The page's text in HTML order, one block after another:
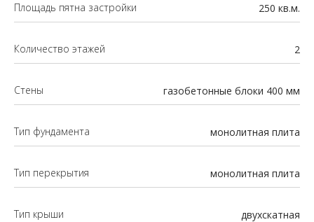
Площадь пятна застройки 250 кв.м.
Количество этажей 2
Стены газобетонные блоки 400 мм
Тип фундамента монолитная плита
Тип перекрытия монолитная плита
Тип крыши двухскатная